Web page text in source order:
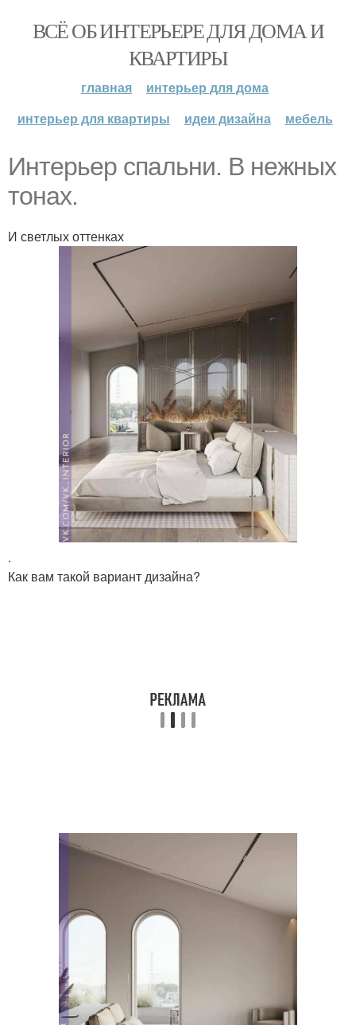
ВСЁ ОБ ИНТЕРЬЕРЕ ДЛЯ ДОМА И
КВАРТИРЫ
главная
интерьер для дома
интерьер для квартиры
идеи дизайна мебель
Интерьер спальни. В нежных
тонах.
И светлых оттенках
.
Как вам такой вариант дизайна?